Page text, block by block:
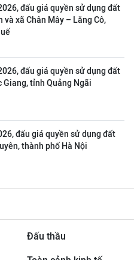
đấu giá quyền sử dụng đất
và xã Chân Mây – Lăng Cô,
đấu giá quyền sử dụng đất
Giang, tỉnh Quảng Ngãi
đấu giá quyền sử dụng đất
thành phố Hà Nội
Đấu thầu